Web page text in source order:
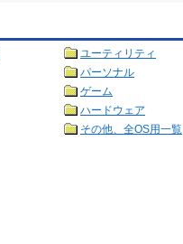
ユーティリティ
パーソナル
ゲーム
ハードウェア
その他、全OS用一覧